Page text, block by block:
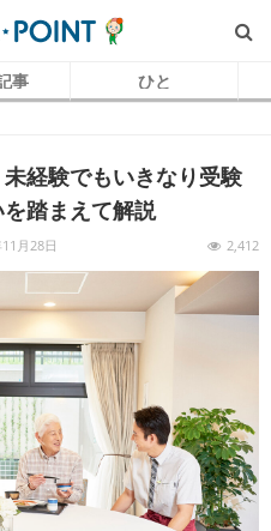
事 ひと
未経験でもいきなり受験
踏まえて解説
月28日 2,412